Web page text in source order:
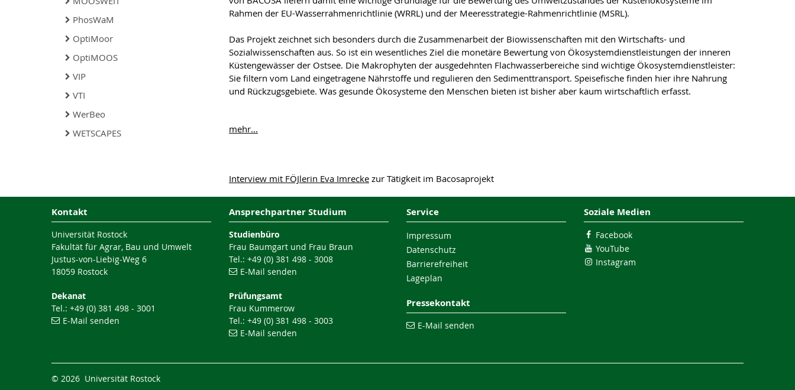
PhosWaM
OptiMoor
OptiMOOS
VIP
VTI
WerBeo
WETSCAPES
Rahmen der EU-Wasserrahmenrichtlinie (WRRL) und der Meeresstrategie-Rahmenrichtlinie (MSRL).
Das Projekt zeichnet sich besonders durch die Zusammenarbeit der Biowissenschaften mit den Wirtschafts- und
Sozialwissenschaften aus. So ist ein wesentliches Ziel die monetäre Bewertung von Ökosystemdienstleistungen der inneren
Küstengewässer der Ostsee. Die Makrophyten der ausgedehnten Flachwasserbereiche sind wichtige Ökosystemdienstleister:
Sie filtern vom Land eingetragene Nährstoffe und regulieren den Sedimenttransport. Speisefische finden hier ihre Nahrung
und Rückzugsgebiete. Was gesunde Ökosysteme den Menschen bieten ist bisher aber kaum wirtschaftlich erfasst.
mehr...
Interview mit FÖJlerin Eva Imrecke zur Tätigkeit im Bacosaprojekt
Kontakt
Universität Rostock
Fakultät für Agrar, Bau und Umwelt
Justus-von-Liebig-Weg 6
18059 Rostock
Dekanat
Tel.: +49 (0) 381 498 - 3001
E-Mail senden
Ansprechpartner Studium
Studienbüro
Frau Baumgart und Frau Braun
Tel.: +49 (0) 381 498 - 3008
E-Mail senden
Prüfungsamt
Frau Kummerow
Tel.: +49 (0) 381 498 - 3003
E-Mail senden
Service
Impressum
Datenschutz
Barrierefreiheit
Lageplan
Pressekontakt
E-Mail senden
Soziale Medien
Facebook
YouTube
Instagram
© 2026 Universität Rostock